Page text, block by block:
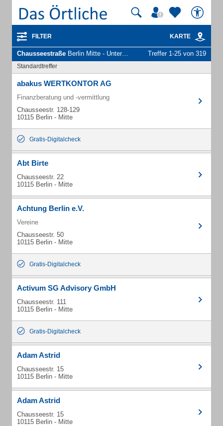
FILTER KARTE
Chausseestraße Berlin Mitte - Unternehmen und Personen Treffer 1-25 von 319
Standardtreffer
abakus WERTKONTOR AG
Finanzberatung und -vermittlung
Chausseestr. 128-129
10115 Berlin - Mitte
Gratis-Digitalcheck
Abt Birte
Chausseestr. 22
10115 Berlin - Mitte
Achtung Berlin e.V.
Vereine
Chausseestr. 50
10115 Berlin - Mitte
Gratis-Digitalcheck
Activum SG Advisory GmbH
Chausseestr. 111
10115 Berlin - Mitte
Gratis-Digitalcheck
Adam Astrid
Chausseestr. 15
10115 Berlin - Mitte
Adam Astrid
Chausseestr. 15
10115 Berlin - Mitte